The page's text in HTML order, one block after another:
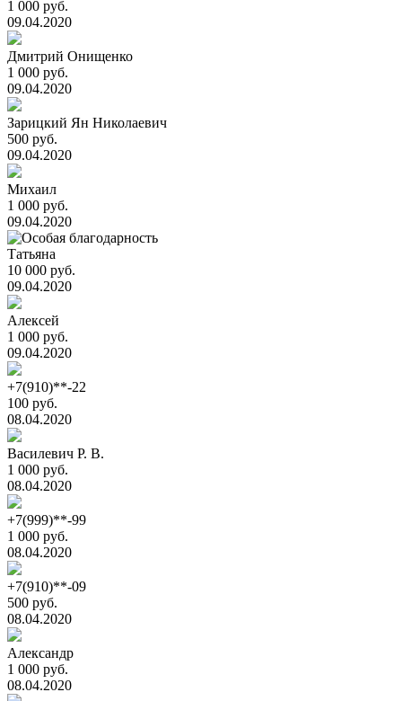
1 000 руб.
09.04.2020
Дмитрий Онищенко
1 000 руб.
09.04.2020
Зарицкий Ян Николаевич
500 руб.
09.04.2020
Михаил
1 000 руб.
09.04.2020
Татьяна
10 000 руб.
09.04.2020
Алексей
1 000 руб.
09.04.2020
+7(910)**-22
100 руб.
08.04.2020
Василевич Р. В.
1 000 руб.
08.04.2020
+7(999)**-99
1 000 руб.
08.04.2020
+7(910)**-09
500 руб.
08.04.2020
Александр
1 000 руб.
08.04.2020